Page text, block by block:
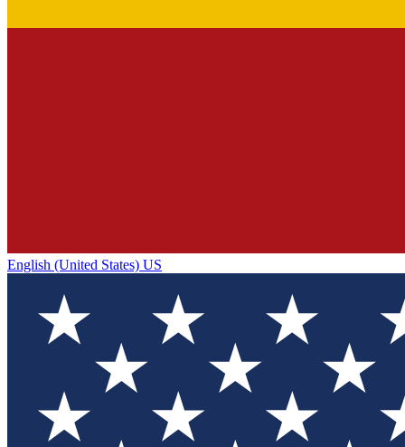
English (United States) US